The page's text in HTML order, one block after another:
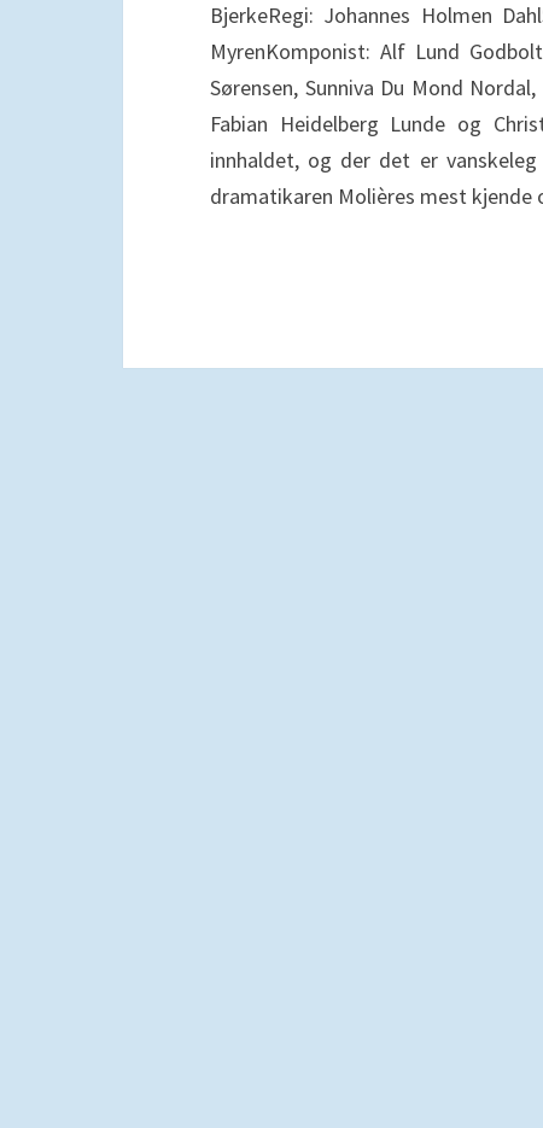
BjerkeRegi: Johannes Holmen
MyrenKomponist: Alf Lund
Sørensen, Sunniva Du Mond
Fabian Heidelberg Lunde og
innhaldet, og der det er
dramatikaren Molières mest